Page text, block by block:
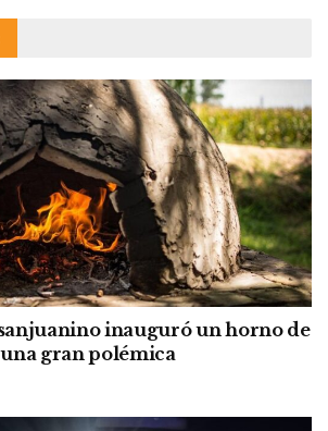
inauguró un horno de
gran polémica